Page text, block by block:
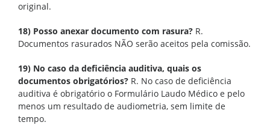
original.
18) Posso anexar documento com rasura? R.
Documentos rasurados NÃO serão aceitos pela comissão.
19) No caso da deficiência auditiva, quais os
documentos obrigatórios? R. No caso de deficiência
auditiva é obrigatório o Formulário Laudo Médico e pelo
menos um resultado de audiometria, sem limite de
tempo.